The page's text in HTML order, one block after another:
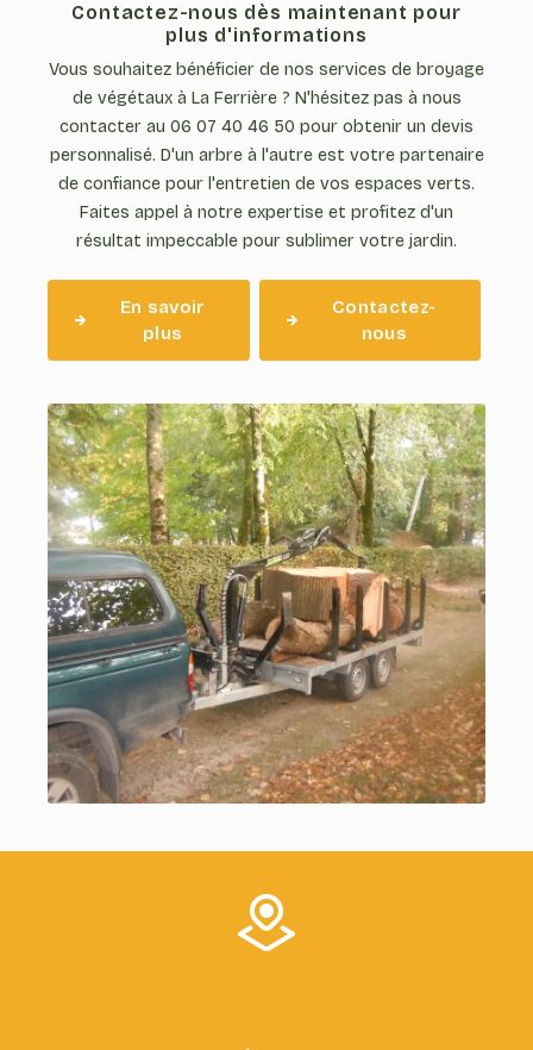
Contactez-nous dès maintenant pour
plus d'informations
Vous souhaitez bénéficier de nos services de broyage
de végétaux à La Ferrière ? N'hésitez pas à nous
contacter au 06 07 40 46 50 pour obtenir un devis
personnalisé. D'un arbre à l'autre est votre partenaire
de confiance pour l'entretien de vos espaces verts.
Faites appel à notre expertise et profitez d'un
résultat impeccable pour sublimer votre jardin.
En savoir
plus
Contactez-
nous